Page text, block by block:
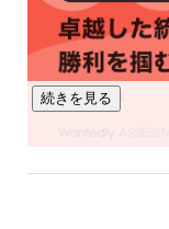
STAGEONでは、
促進するという想
「コンテンツマー
ジョンを掲げてい
Youtube運用にと
続きを見る